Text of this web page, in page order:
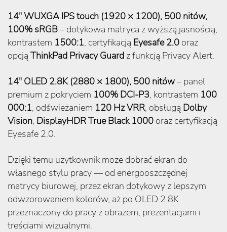
14″ WUXGA IPS touch (1920 × 1200), 500 nitów,
100% sRGB– dotykowa matryca z wyższą jasnością,
kontrastem 1500:1, certyfikacją Eyesafe 2.0 oraz
opcją ThinkPad Privacy Guard z funkcją Privacy Alert.
14″ OLED 2.8K (2880 × 1800), 500 nitów– panel
premium z pokryciem 100% DCI-P3, kontrastem 100
000:1, odświeżaniem 120 Hz VRR, obsługą Dolby
Vision, DisplayHDR True Black 1000 oraz certyfikacją
Eyesafe 2.0.
Dzięki temu użytkownik może dobrać ekran do
własnego stylu pracy — od energooszczędnej
matrycy biurowej, przez ekran dotykowy z lepszym
odwzorowaniem kolorów, aż po OLED 2.8K
przeznaczony do pracy z obrazem, prezentacjami i
treściami wizualnymi.